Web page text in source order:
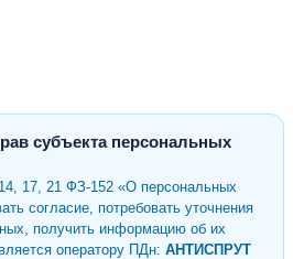
субъекта персональных
17, 21 ФЗ-152 «О персональных
согласие, потребовать уточнения
получить информацию об их
оператору ПДн: АНТИСПРУТ